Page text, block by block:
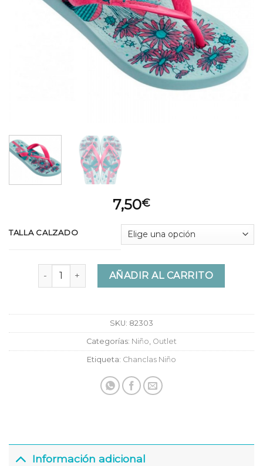
7,50€
TALLA CALZADO
Chanclas Ipanema Temas XI Kids cantidad
AÑADIR AL CARRITO
SKU: 82303
Categorías: Niño Outlet
Etiqueta: Chanclas Niño
Información adicional